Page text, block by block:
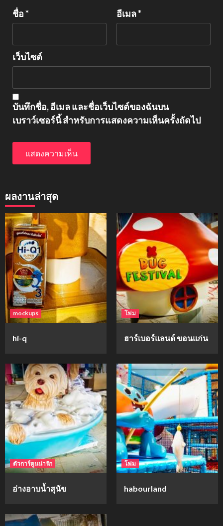
ชื่อ* อีเมล*
เว็บไซต์
บันทึกชื่อ, อีเมล และชื่อเว็บไซต์ของฉันบน
เบราว์เซอร์นี้ สำหรับการแสดงความเห็นครั้งถัดไป
ผลงานล่าสุด
mockups
hi-q
โฟม
ฮาร์เบอร์แลนด์ ขอนแก่น
ตัวการ์ตูนน่ารัก
อ่างอาบน้ำสุนัข
โฟม
habourland